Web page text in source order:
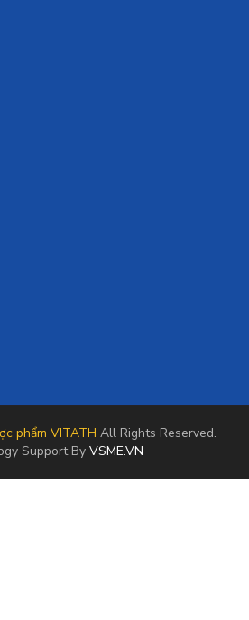
phẩm VITATH All Rights Reserved.
Support By VSME.VN